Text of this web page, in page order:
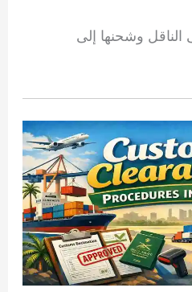
الناقل وشحنها إلى